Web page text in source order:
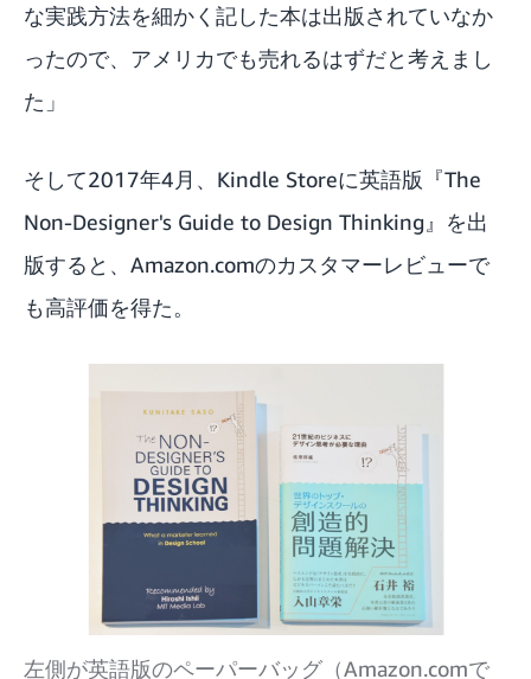
な実践方法を細かく記した本は出版されていなか
ったので、アメリカでも売れるはずだと考えまし
た」
そして2017年4月、Kindle Storeに英語版『The
Non-Designer's Guide to Design Thinking』を出
版すると、Amazon.comのカスタマーレビューで
も高評価を得た。
左側が英語版のペーパーバッグ（Amazon.comで